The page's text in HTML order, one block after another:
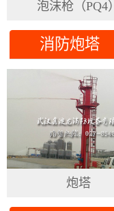
泡沫枪（PQ4）
消防炮塔
炮塔